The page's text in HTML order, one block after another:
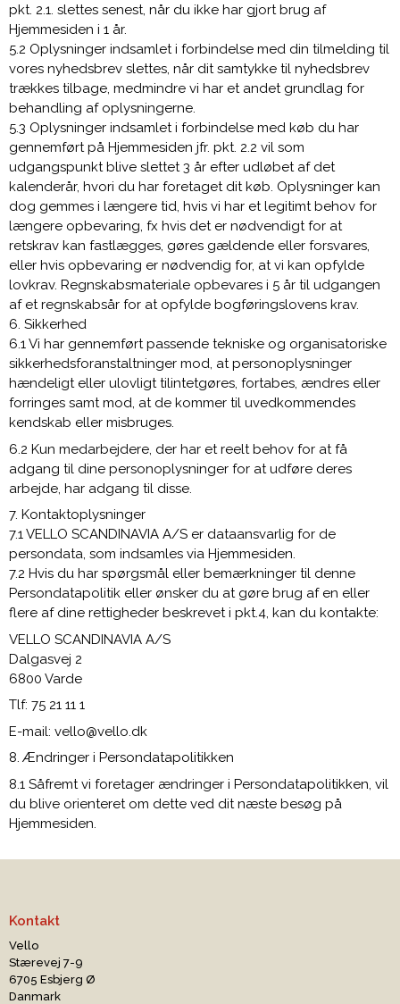
pkt. 2.1. slettes senest, når du ikke har gjort brug af
Hjemmesiden i 1 år.
5.2 Oplysninger indsamlet i forbindelse med din tilmelding til
vores nyhedsbrev slettes, når dit samtykke til nyhedsbrev
trækkes tilbage, medmindre vi har et andet grundlag for
behandling af oplysningerne.
5.3 Oplysninger indsamlet i forbindelse med køb du har
gennemført på Hjemmesiden jfr. pkt. 2.2 vil som
udgangspunkt blive slettet 3 år efter udløbet af det
kalenderår, hvori du har foretaget dit køb. Oplysninger kan
dog gemmes i længere tid, hvis vi har et legitimt behov for
længere opbevaring, fx hvis det er nødvendigt for at
retskrav kan fastlægges, gøres gældende eller forsvares,
eller hvis opbevaring er nødvendig for, at vi kan opfylde
lovkrav. Regnskabsmateriale opbevares i 5 år til udgangen
af et regnskabsår for at opfylde bogføringslovens krav.
6. Sikkerhed
6.1 Vi har gennemført passende tekniske og organisatoriske
sikkerhedsforanstaltninger mod, at personoplysninger
hændeligt eller ulovligt tilintetgøres, fortabes, ændres eller
forringes samt mod, at de kommer til uvedkommendes
kendskab eller misbruges.
6.2 Kun medarbejdere, der har et reelt behov for at få
adgang til dine personoplysninger for at udføre deres
arbejde, har adgang til disse.
7. Kontaktoplysninger
7.1 VELLO SCANDINAVIA A/S er dataansvarlig for de
persondata, som indsamles via Hjemmesiden.
7.2 Hvis du har spørgsmål eller bemærkninger til denne
Persondatapolitik eller ønsker du at gøre brug af en eller
flere af dine rettigheder beskrevet i pkt.4, kan du kontakte:
VELLO SCANDINAVIA A/S
Dalgasvej 2
6800 Varde
Tlf: 75 21 11 1
E-mail: vello@vello.dk
8. Ændringer i Persondatapolitikken
8.1 Såfremt vi foretager ændringer i Persondatapolitikken, vil
du blive orienteret om dette ved dit næste besøg på
Hjemmesiden.
Kontakt
Vello
Stærevej 7-9
6705 Esbjerg Ø
Danmark